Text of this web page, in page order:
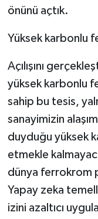
önünü açtık.
Yüksek karbonlu
Açılışını
yüksek karbonlu
sahip bu tesis,
sanayimizin
duyduğu yüksek
etmekle
dünya ferrokrom
Yapay zeka
izini azaltıcı